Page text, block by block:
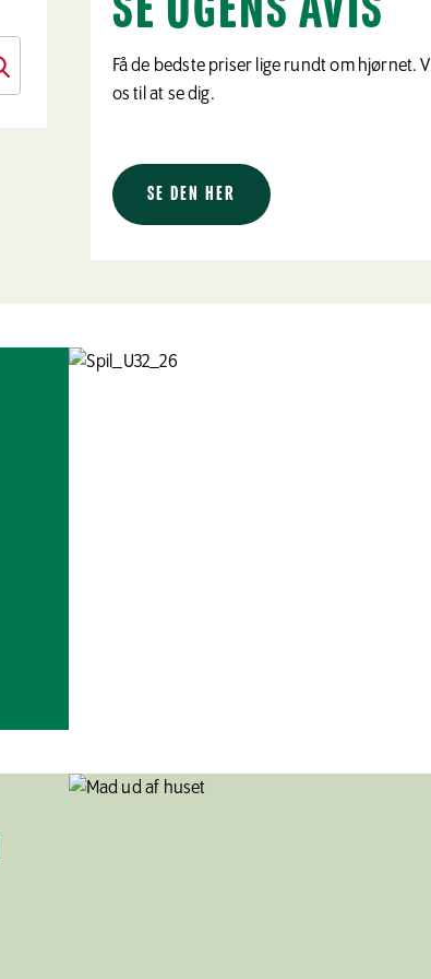
Få de bedste priser lige rundt om hjørnet.
os til at se dig.
SE DEN HER